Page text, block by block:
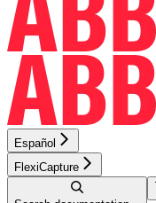
Español
FlexiCapture